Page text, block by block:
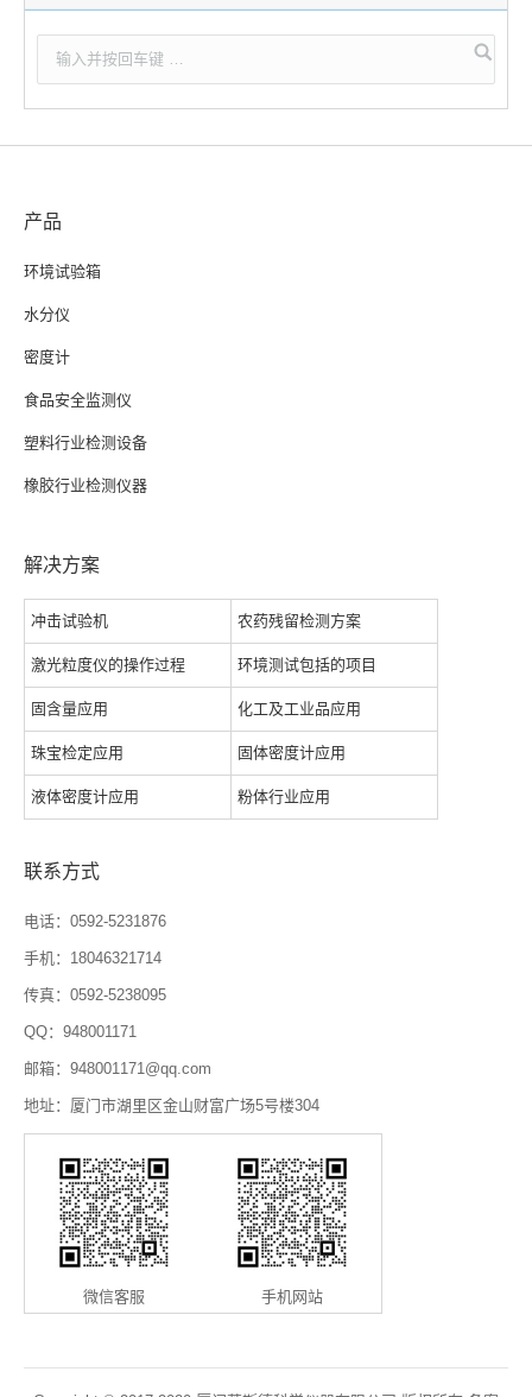
产品
环境试验箱
水分仪
密度计
食品安全监测仪
塑料行业检测设备
橡胶行业检测仪器
解决方案
冲击试验机 农药残留检测方案
激光粒度仪的操作过程 环境测试包括的项目
固含量应用 化工及工业品应用
珠宝检定应用 固体密度计应用
液体密度计应用 粉体行业应用
联系方式
电话：0592-5231876
手机：18046321714
传真：0592-5238095
QQ：948001171
邮箱：948001171@qq.com
地址：厦门市湖里区金山财富广场5号楼304
微信客服 手机网站